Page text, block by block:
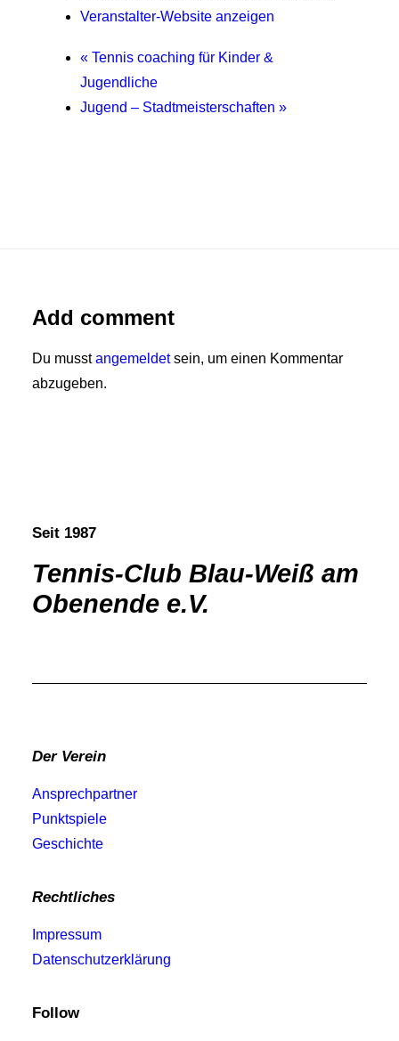
Veranstalter-Website anzeigen
« Tennis coaching für Kinder &
Jugendliche
Jugend – Stadtmeisterschaften »
Add comment
Du musstangemeldetsein, um einen Kommentar
abzugeben.
Seit 1987
Tennis-Club Blau-Weiß am
Obenende e.V.
Der Verein
Ansprechpartner
Punktspiele
Geschichte
Rechtliches
Impressum
Datenschutzerklärung
Follow